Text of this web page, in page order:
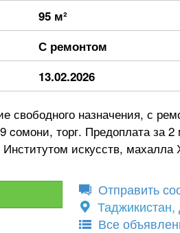
95 м²
С ремонтом
13.02.2026
свободного назначения, с
cомони, торг. Предоплата за
искусств, махалла
Отправить
Все